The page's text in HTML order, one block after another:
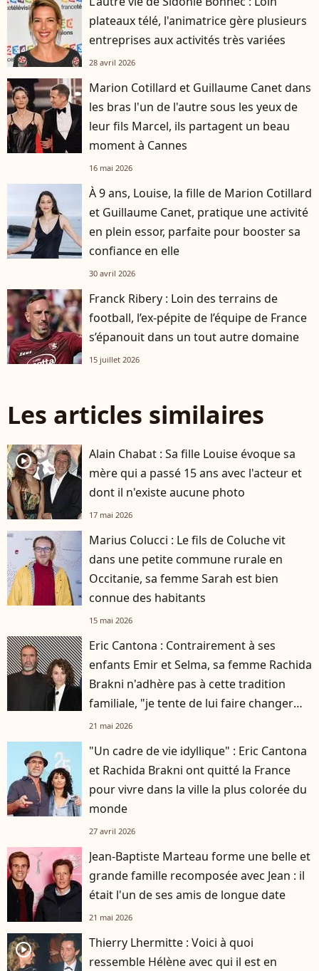
plateaux télé, l'animatrice gère plusieurs
entreprises aux activités très variées
28 avril 2026
Marion Cotillard et Guillaume Canet dans
les bras l'un de l'autre sous les yeux de
leur fils Marcel, ils partagent un beau
moment à Cannes
16 mai 2026
À 9 ans, Louise, la fille de Marion Cotillard
et Guillaume Canet, pratique une activité
en plein essor, parfaite pour booster sa
confiance en elle
30 avril 2026
Franck Ribery : Loin des terrains de
football, l’ex-pépite de l’équipe de France
s’épanouit dans un tout autre domaine
15 juillet 2026
Les articles similaires
player2
Alain Chabat : Sa fille Louise évoque sa
mère qui a passé 15 ans avec l'acteur et
dont il n'existe aucune photo
17 mai 2026
Marius Colucci : Le fils de Coluche vit
dans une petite commune rurale en
Occitanie, sa femme Sarah est bien
connue des habitants
15 mai 2026
Eric Cantona : Contrairement à ses
enfants Emir et Selma, sa femme Rachida
Brakni n'adhère pas à cette tradition
familiale, "je tente de lui faire changer
d'avis"
21 mai 2026
"Un cadre de vie idyllique" : Eric Cantona
et Rachida Brakni ont quitté la France
pour vivre dans la ville la plus colorée du
monde
27 avril 2026
Jean-Baptiste Marteau forme une belle et
grande famille recomposée avec Jean : il
était l'un de ses amis de longue date
21 mai 2026
player2
Thierry Lhermitte : Voici à quoi
ressemble Hélène avec qui il est en